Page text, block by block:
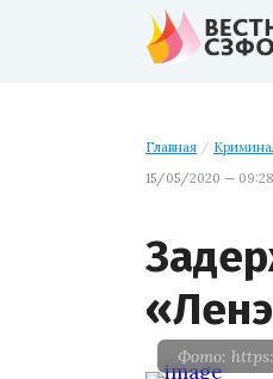
Главная /
15/05/2020 — 09:28
Фото: